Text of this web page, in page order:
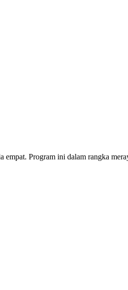
empat. Program ini dalam rangka